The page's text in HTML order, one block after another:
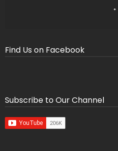
Find Us on Facebook
Subscribe to Our Channel